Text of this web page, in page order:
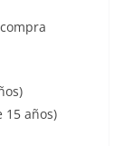
15 años)